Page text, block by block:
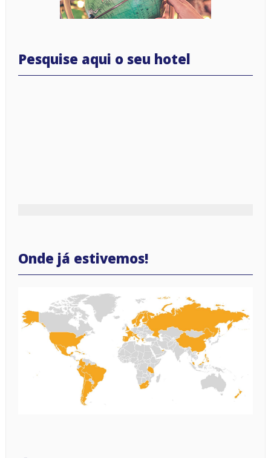
Pesquise aqui o seu hotel
Onde já estivemos!